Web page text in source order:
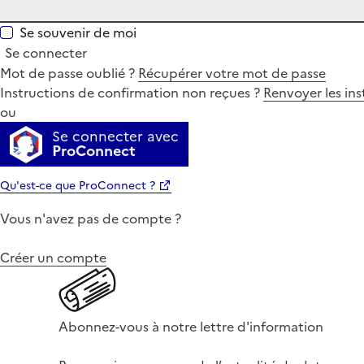
Se souvenir de moi
Se connecter
Mot de passe oublié ? Récupérer votre mot de passe
Instructions de confirmation non reçues ? Renvoyer les
ou
Se connecter avec
ProConnect
Qu'est-ce que ProConnect ?
Vous n'avez pas de compte ?
Créer un compte
Abonnez-vous à notre lettre d'information